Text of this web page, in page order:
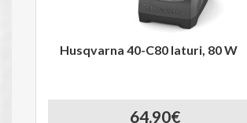
Husqvarna 40-C80 laturi, 80 W
64.90€